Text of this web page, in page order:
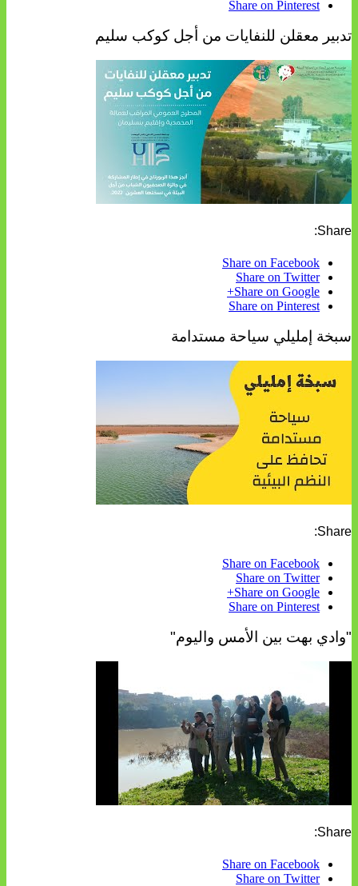
Share on Pinterest
تدبير معقلن للنفايات من أجل كوكب سليم
Share:
Share on Facebook
Share on Twitter
Share on Google+
Share on Pinterest
سبخة إمليلي سياحة مستدامة
Share:
Share on Facebook
Share on Twitter
Share on Google+
Share on Pinterest
"وادي بهت بين الأمس واليوم"
Share:
Share on Facebook
Share on Twitter